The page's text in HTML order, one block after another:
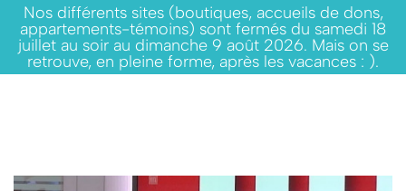
Nos différents sites (boutiques, accueils de dons,
appartements-témoins) sont fermés du samedi 18
juillet au soir au dimanche 9 août 2026. Mais on se
retrouve, en pleine forme, après les vacances : ).